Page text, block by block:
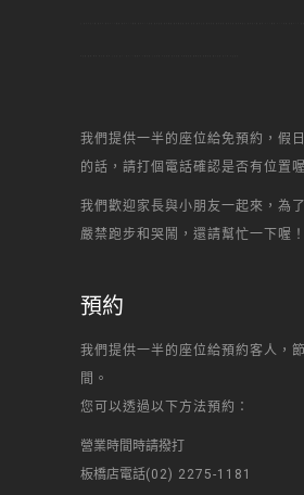
我們提供一半的座位給免預約，假
的話，請打個電話確認是否有位置喔
我們歡迎家長與小朋友一起來，為
嚴禁跑步和哭鬧，還請幫忙一下喔！
預約
我們提供一半的座位給預約客人，
間。
您可以透過以下方法預約：
營業時間時請撥打
板橋店電話(02) 2275-1181